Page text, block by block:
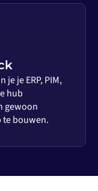
je ERP, PIM,
hub
gewoon
te bouwen.